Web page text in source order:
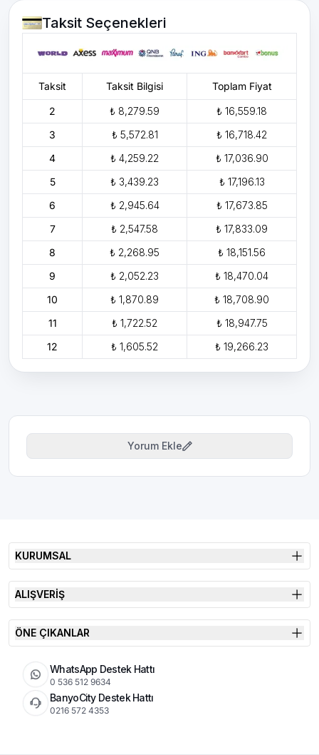
Taksit Seçenekleri
Taksit Taksit Bilgisi Toplam Fiyat
2 ₺ 8,279.59
₺ 16,559.18
3
₺ 5,572.81
₺ 16,718.42
4
₺ 4,259.22
₺ 17,036.90
5
₺ 3,439.23
₺ 17,196.13
6
₺ 2,945.64
₺ 17,673.85
7
₺ 2,547.58
₺ 17,833.09
8
₺ 2,268.95
₺ 18,151.56
9
₺ 2,052.23
₺ 18,470.04
10
₺ 1,870.89
₺ 18,708.90
11
₺ 1,722.52
₺ 18,947.75
12
₺ 1,605.52 ₺ 19,266.23
Yorum Ekle
KURUMSAL
ALIŞVERİŞ
ÖNE ÇIKANLAR
WhatsApp Destek Hattı
0 536 512 9634
BanyoCity Destek Hattı
0216 572 4353